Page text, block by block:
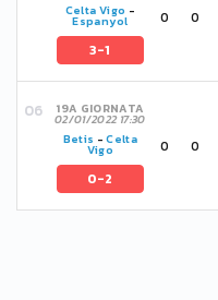
Celta Vigo -
Espanyol
3-1
0 0
19A GIORNATA
02/01/2022 17:30
Betis -Celta
Vigo
0-2
0 0